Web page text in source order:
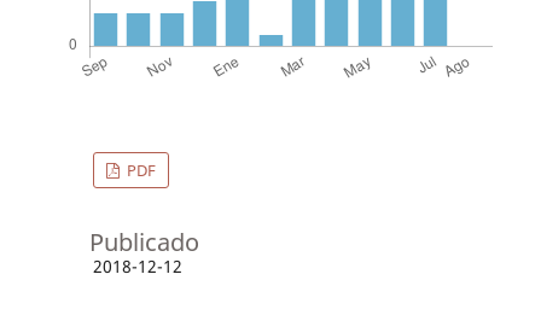
PDF
Publicado
2018-12-12